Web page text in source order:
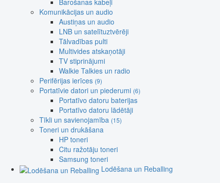
Barošanas kabeļi
Komunikācijas un audio
Austiņas un audio
LNB un satelītuztvērēji
Tālvadības pulti
Multivides atskaņotāji
TV stiprinājumi
Walkie Talkies un radio
Perifērijas ierīces (9)
Portatīvie datori un piederumi (6)
Portatīvo datoru baterijas
Portatīvo datoru lādētāji
Tīkli un savienojamība (15)
Toneri un drukāšana
HP toneri
Citu ražotāju toneri
Samsung toneri
Lodēšana un Reballing